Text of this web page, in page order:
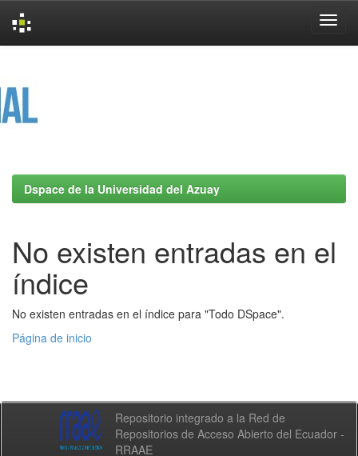
Dspace de la Universidad del Azuay
No existen entradas en el
índice
No existen entradas en el índice para "Todo DSpace".
Página de inicio
Repositorio integrado a la Red de
Repositorios de Acceso Abierto del Ecuador -
RRAAE